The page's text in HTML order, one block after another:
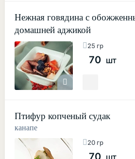
25 гр
Нежная говядина с
домашней аджикой
70 шт
20 гр
Птифур копченый судак
канапе
70 шт